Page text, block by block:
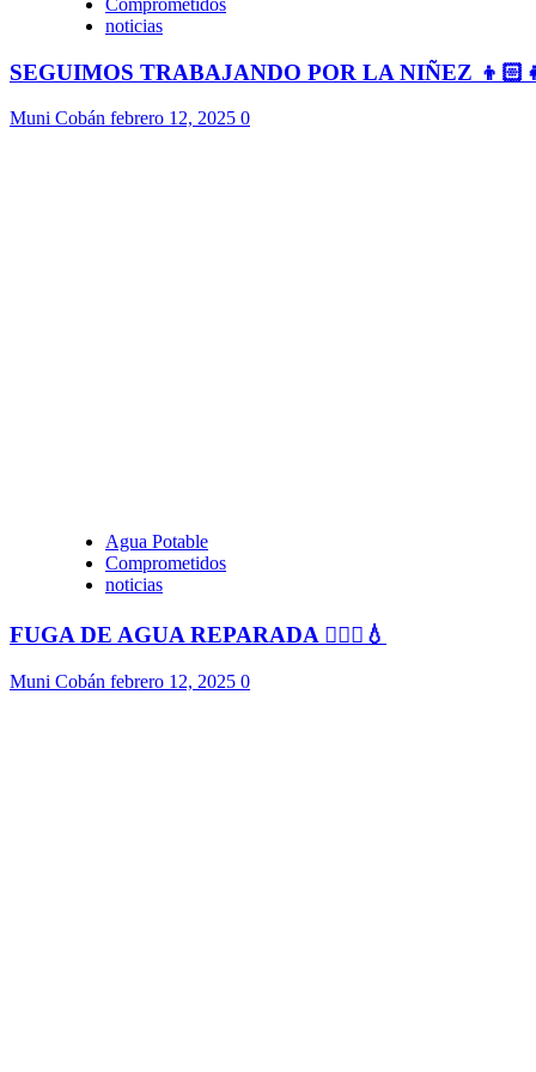
noticias
SEGUIMOS TRABAJANDO POR LA NIÑEZ
Muni Cobán febrero 12, 2025 0
Agua Potable
Comprometidos
noticias
FUGA DE AGUA REPARADA 👷🏻‍♂️💧
Muni Cobán febrero 12, 2025 0